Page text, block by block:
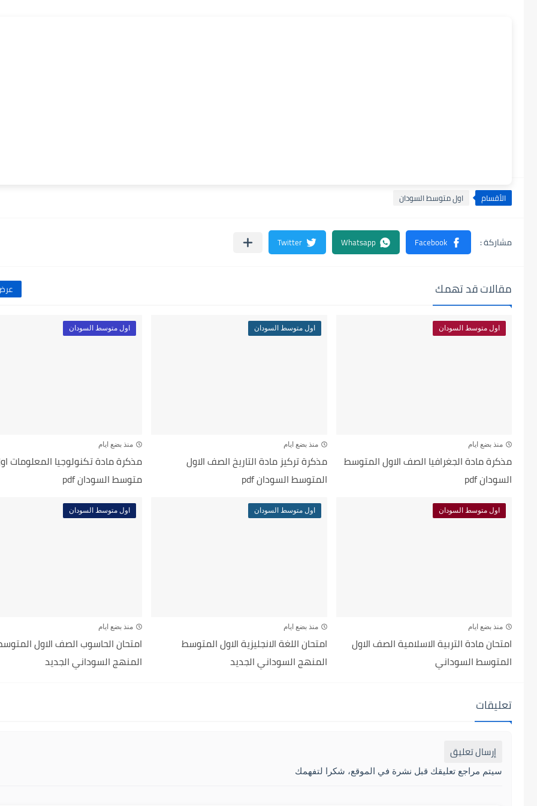
الأقسام اول متوسط السودان
مقالات قد تهمك
اول متوسط السودان
منذ بضع ايام
مذكرة مادة الجغرافيا الصف الاول المتوسط
السودان pdf
اول متوسط السودان
منذ بضع ايام
مذكرة تركيز مادة التاريخ الصف الاول
المتوسط السودان pdf
اول متوسط السودان
منذ بضع ايام
مذكرة مادة تكنولوجيا المعلومات
متوسط السودان pdf
اول متوسط السودان
منذ بضع ايام
امتحان مادة التربية الاسلامية الصف الاول
المتوسط السوداني
اول متوسط السودان
منذ بضع ايام
امتحان اللغة الانجليزية الاول المتوسط
المنهج السوداني الجديد
اول متوسط السودان
منذ بضع ايام
امتحان الحاسوب الصف الاول
المنهج السوداني الجديد
تعليقات
إرسال تعليق
سيتم مراجع تعليقك قبل نشرة في الموقع، شكرا لتفهمك